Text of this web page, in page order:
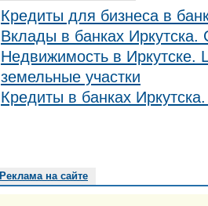
Кредиты для бизнеса в
Вклады в банках Иркутска.
Недвижимость в Иркутске.
земельные участки
Кредиты в банках
Реклама на сайте